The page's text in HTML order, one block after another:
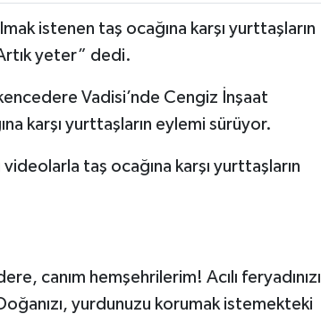
istenen taş ocağına karşı yurttaşların
yeter” dedi.
Vadisi’nde Cengiz İnşaat
karşı yurttaşların eylemi sürüyor.
taş ocağına karşı yurttaşların
canım hemşehrilerim! Acılı feryadınızı
yurdunuzu korumak istemekteki